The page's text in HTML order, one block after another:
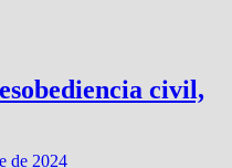
civil,
de 2024